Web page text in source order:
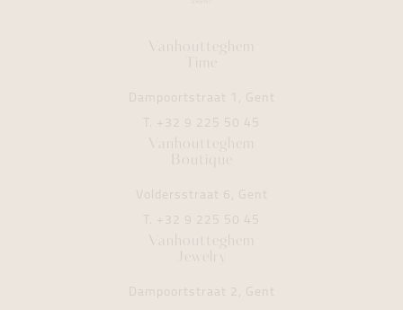
Vanhoutteghem
Time
Dampoortstraat 1, Gent
T. +32 9 225 50 45
Vanhoutteghem
Boutique
Voldersstraat 6, Gent
T. +32 9 225 50 45
Vanhoutteghem
Jewelry
Dampoortstraat 2, Gent